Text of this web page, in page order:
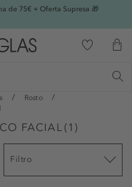
de 75€ + Oferta Supresa 🎁
Rosto
FACIAL(1 )
Filtro